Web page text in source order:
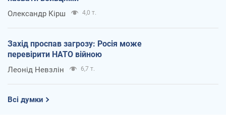
Олександр Кірш 4,0 т.
Захід проспав загрозу: Росія може
перевірити НАТО війною
Леонід Невзлін 6,7 т.
Всі думки